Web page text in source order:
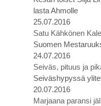
lasta Ahmolle
25.07.2016
Satu Kähkönen
Suomen
24.07.2016
Seiväs, pituus ja
Seiväshypyssä
20.07.2016
Marjaana paransi